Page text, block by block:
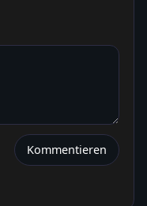
Kommentieren